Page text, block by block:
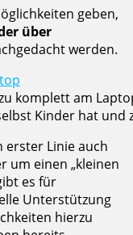
geben,
über
werden.
komplett am
Kinder hat und
erster Linie auch
um einen „kleinen
es für
Unterstützung
hierzu